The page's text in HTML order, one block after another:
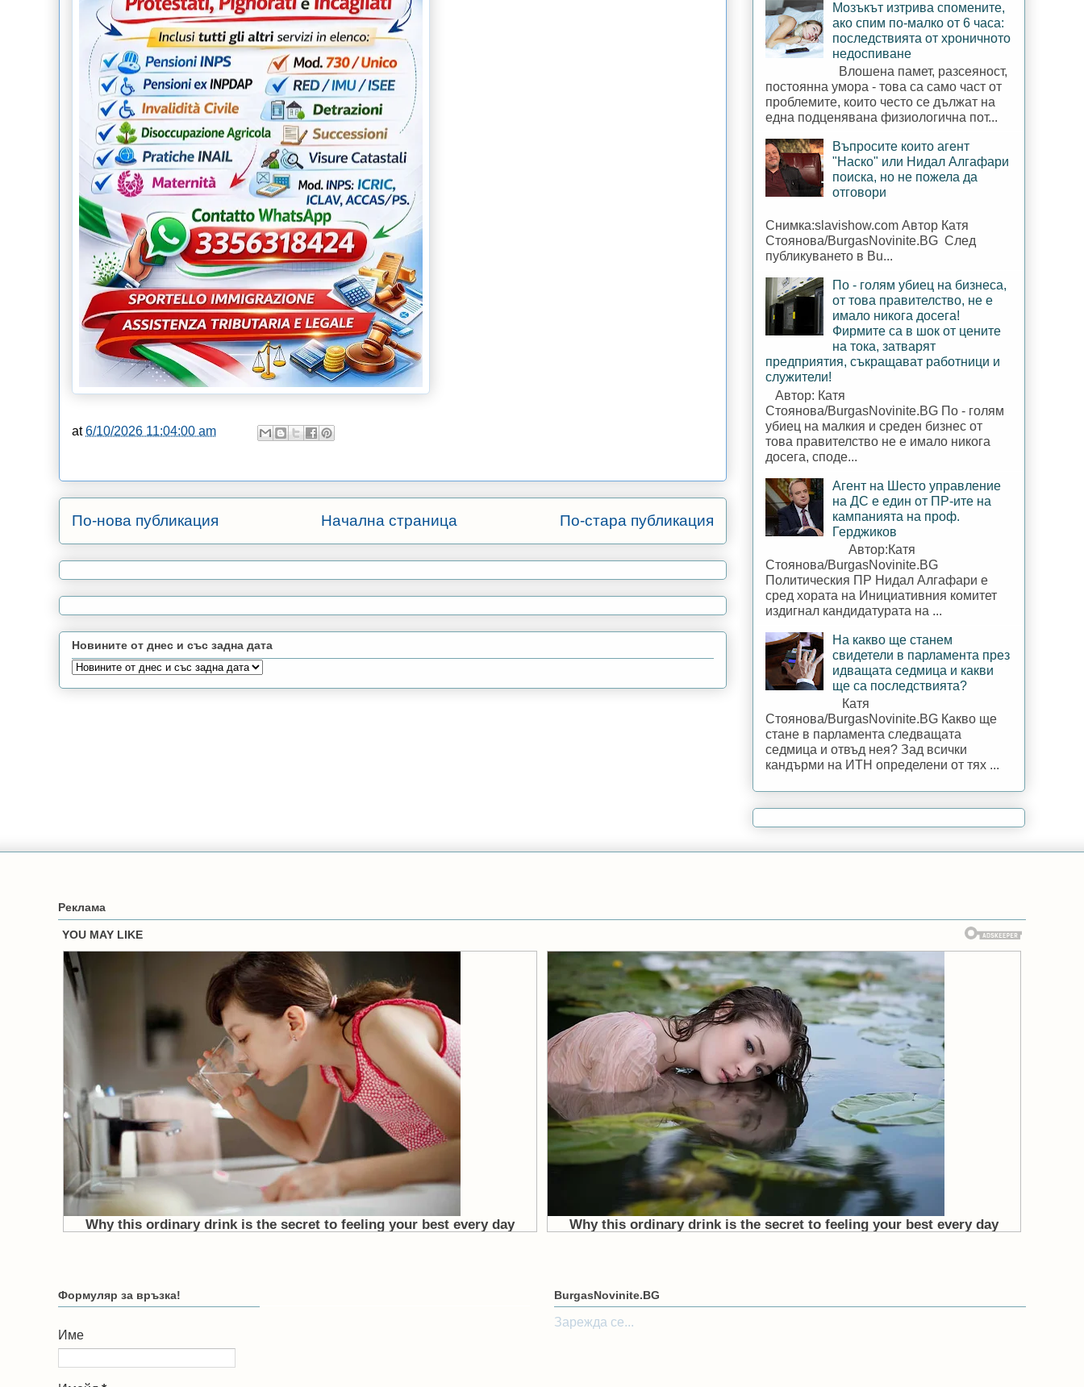
at6/10/2026 11:04:00 am
По-нова публикация По-стара публикация
Начална страница
Новините от днес и със задна дата
Мозъкът изтрива спомените,
ако спим по-малко от 6 часа:
последствията от хроничното
недоспиване
Влошена памет, разсеяност,
постоянна умора - това са само част от
проблемите, които често се дължат на
една подценявана физиологична пот...
Въпросите които агент
"Наско" или Нидал Алгафари
поиска, но не пожела да
отговори
Снимка:slavishow.com Автор Катя
Стоянова/BurgasNovinite.BG След
публикуването в Bu...
По - голям убиец на бизнеса,
от това правителство, не е
имало никога досега!
Фирмите са в шок от цените
на тока, затварят
предприятия, съкращават работници и
служители!
Автор: Катя
Стоянова/BurgasNovinite.BG По - голям
убиец на малкия и среден бизнес от
това правителство не е имало никога
досега, споде...
Агент на Шесто управление
на ДС е един от ПР-ите на
кампанията на проф.
Герджиков
Автор:Катя
Стоянова/BurgasNovinite.BG
Политическия ПР Нидал Алгафари е
сред хората на Инициативния комитет
издигнал кандидатурата на ...
На какво ще станем
свидетели в парламента през
идващата седмица и какви
ще са последствията?
Катя
Стоянова/BurgasNovinite.BG Какво ще
стане в парламента следващата
седмица и отвъд нея? Зад всички
кандърми на ИТН определени от тях ...
Реклама
Формуляр за връзка!
Име
BurgasNovinite.BG
Зарежда се...